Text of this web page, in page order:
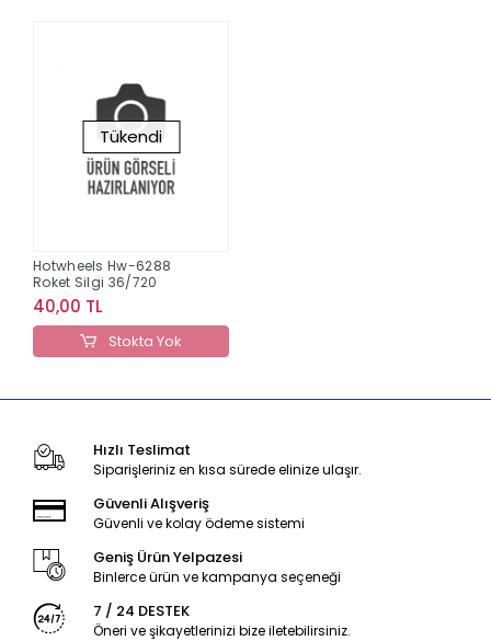
Tükendi
Hotwheels Hw-6288
Roket Silgi 36/720
40,00 TL
Stokta Yok
Hızlı Teslimat
Siparişleriniz en kısa sürede elinize ulaşır.
Güvenli Alışveriş
Güvenli ve kolay ödeme sistemi
Geniş Ürün Yelpazesi
Binlerce ürün ve kampanya seçeneği
7 / 24 DESTEK
Öneri ve şikayetlerinizi bize iletebilirsiniz.